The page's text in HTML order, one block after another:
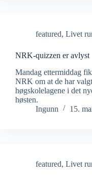
featured, Livet
NRK-quizzen er avlyst
Mandag ettermiddag
NRK om at de har
høgskolelagene i det
høsten.
Ingunn
15.
featured, Livet